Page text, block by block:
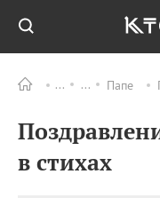
Папе
в стихах